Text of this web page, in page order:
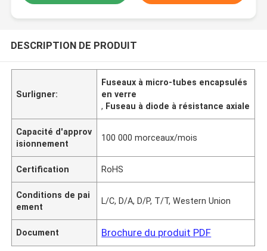
DESCRIPTION DE PRODUIT
Surligner:
Fuseaux à micro-tubes encapsulés
en verre
, Fuseau à diode à résistance axiale
Capacité d'approv
isionnement
100 000 morceaux/mois
Certification RoHS
Conditions de pai
ement
L/C, D/A, D/P, T/T, Western Union
Document Brochure du produit PDF